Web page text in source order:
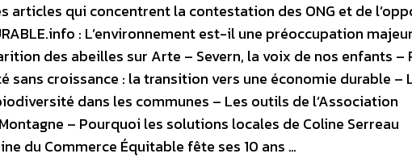
articles qui concentrent la contestation des ONG et de
: L’environnement est-il une préoccupation
des abeilles sur Arte – Severn, la voix de nos enfants –
sans croissance : la transition vers une économie durable –
dans les communes – Les outils de l’Association
– Pourquoi les solutions locales de Coline Serreau
du Commerce Équitable fête ses 10 ans …